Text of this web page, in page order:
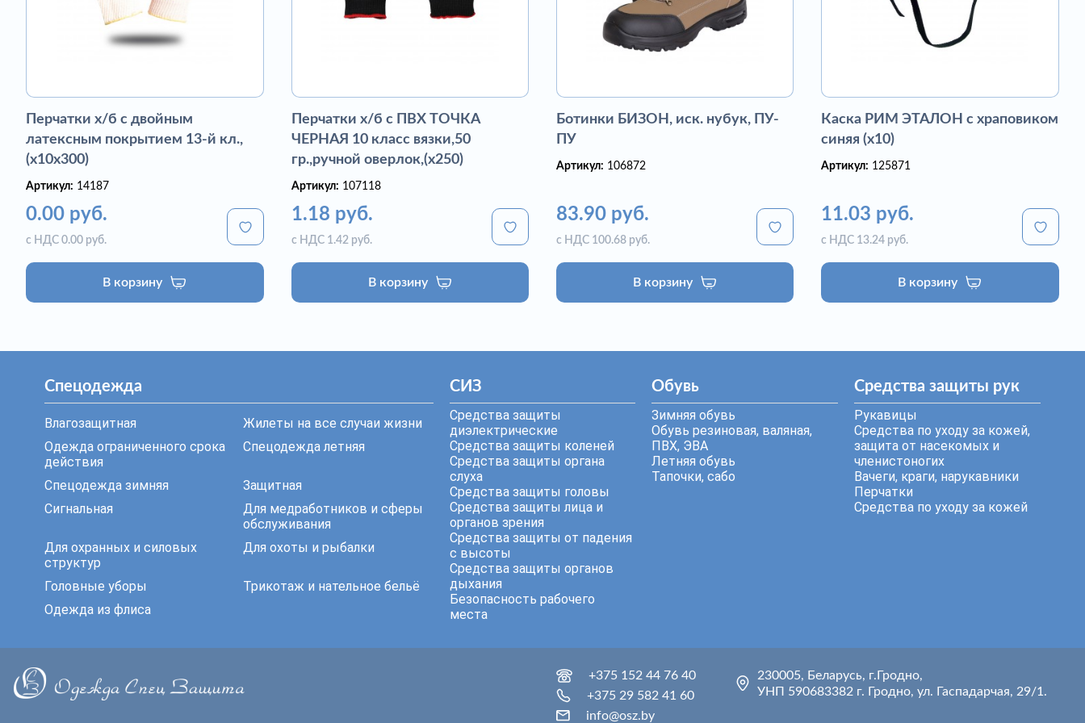
Перчатки х/б с двойным
латексным покрытием 13-й кл.,
(х10х300)
Артикул: 14187
0.00 руб.
с НДС 0.00 руб.
В корзину
Перчатки х/б с ПВХ ТОЧКА
ЧЕРНАЯ 10 класс вязки,50
гр.,ручной оверлок,(х250)
Артикул: 107118
1.18 руб.
с НДС 1.42 руб.
В корзину
Ботинки БИЗОН, иск. нубук, ПУ-
ПУ
Артикул: 106872
83.90 руб.
с НДС 100.68 руб.
В корзину
Каска РИМ ЭТАЛОН с храповиком
синяя (х10)
Артикул: 125871
11.03 руб.
с НДС 13.24 руб.
В корзину
Спецодежда
Влагозащитная
Жилеты на все случаи жизни
Одежда ограниченного срока
действия
Спецодежда летняя
Спецодежда зимняя
Защитная
Сигнальная
Для медработников и сферы
обслуживания
Для охранных и силовых
структур
Для охоты и рыбалки
Головные уборы
Трикотаж и нательное бельё
Одежда из флиса
СИЗ
Средства защиты
диэлектрические
Средства защиты коленей
Средства защиты органа
слуха
Средства защиты головы
Средства защиты лица и
органов зрения
Средства защиты от падения
с высоты
Средства защиты органов
дыхания
Безопасность рабочего
места
Обувь
Зимняя обувь
Обувь резиновая, валяная,
ПВХ, ЭВА
Летняя обувь
Тапочки, сабо
Средства защиты рук
Рукавицы
Средства по уходу за кожей,
защита от насекомых и
членистоногих
Вачеги, краги, нарукавники
Перчатки
Средства по уходу за кожей
+375 152 44 76 40
+375 29 582 41 60
info@osz.by
230005, Беларусь, г.Гродно,
УНП 590683382 г. Гродно, ул. Гаспадарчая, 29/1.